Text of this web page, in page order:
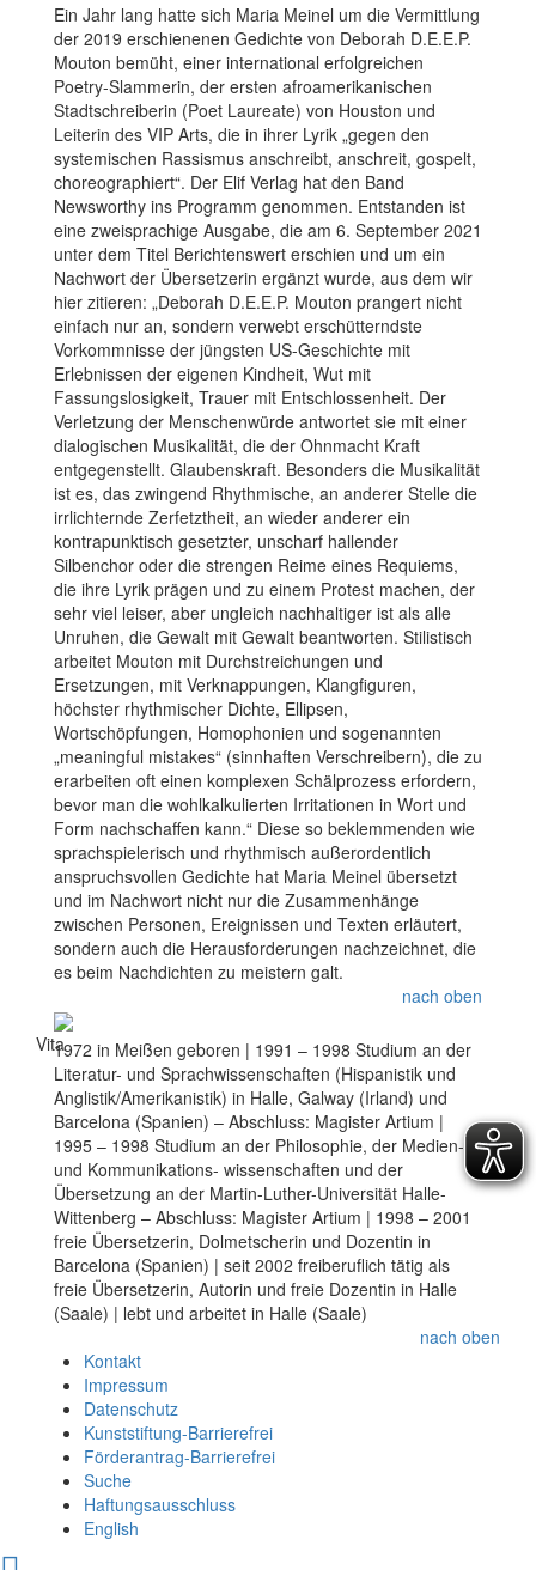
Ein Jahr lang hatte sich Maria Meinel um die Vermittlung
der 2019 erschienenen Gedichte von Deborah D.E.E.P.
Mouton bemüht, einer international erfolgreichen
Poetry-Slammerin, der ersten afroamerikanischen
Stadtschreiberin (Poet Laureate) von Houston und
Leiterin des VIP Arts, die in ihrer Lyrik „gegen den
systemischen Rassismus anschreibt, anschreit, gospelt,
choreographiert“. Der Elif Verlag hat den Band
Newsworthy ins Programm genommen. Entstanden ist
eine zweisprachige Ausgabe, die am 6. September 2021
unter dem Titel Berichtenswert erschien und um ein
Nachwort der Übersetzerin ergänzt wurde, aus dem wir
hier zitieren: „Deborah D.E.E.P. Mouton prangert nicht
einfach nur an, sondern verwebt erschütterndste
Vorkommnisse der jüngsten US-Geschichte mit
Erlebnissen der eigenen Kindheit, Wut mit
Fassungslosigkeit, Trauer mit Entschlossenheit. Der
Verletzung der Menschenwürde antwortet sie mit einer
dialogischen Musikalität, die der Ohnmacht Kraft
entgegenstellt. Glaubenskraft. Besonders die Musikalität
ist es, das zwingend Rhythmische, an anderer Stelle die
irrlichternde Zerfetztheit, an wieder anderer ein
kontrapunktisch gesetzter, unscharf hallender
Silbenchor oder die strengen Reime eines Requiems,
die ihre Lyrik prägen und zu einem Protest machen, der
sehr viel leiser, aber ungleich nachhaltiger ist als alle
Unruhen, die Gewalt mit Gewalt beantworten. Stilistisch
arbeitet Mouton mit Durchstreichungen und
Ersetzungen, mit Verknappungen, Klangfiguren,
höchster rhythmischer Dichte, Ellipsen,
Wortschöpfungen, Homophonien und sogenannten
„meaningful mistakes“ (sinnhaften Verschreibern), die zu
erarbeiten oft einen komplexen Schälprozess erfordern,
bevor man die wohlkalkulierten Irritationen in Wort und
Form nachschaffen kann.“ Diese so beklemmenden wie
sprachspielerisch und rhythmisch außerordentlich
anspruchsvollen Gedichte hat Maria Meinel übersetzt
und im Nachwort nicht nur die Zusammenhänge
zwischen Personen, Ereignissen und Texten erläutert,
sondern auch die Herausforderungen nachzeichnet, die
es beim Nachdichten zu meistern galt.
nach oben
Vita1972 in Meißen geboren | 1991 – 1998 Studium an der
Literatur- und Sprachwissenschaften (Hispanistik und
Anglistik/Amerikanistik) in Halle, Galway (Irland) und
Barcelona (Spanien) – Abschluss: Magister Artium |
1995 – 1998 Studium an der Philosophie, der Medien-
und Kommunikations- wissenschaften und der
Übersetzung an der Martin-Luther-Universität Halle-
Wittenberg – Abschluss: Magister Artium | 1998 – 2001
freie Übersetzerin, Dolmetscherin und Dozentin in
Barcelona (Spanien) | seit 2002 freiberuflich tätig als
freie Übersetzerin, Autorin und freie Dozentin in Halle
(Saale) | lebt und arbeitet in Halle (Saale)
nach oben
Kontakt
Impressum
Datenschutz
Kunststiftung-Barrierefrei
Förderantrag-Barrierefrei
Suche
Haftungsausschluss
English